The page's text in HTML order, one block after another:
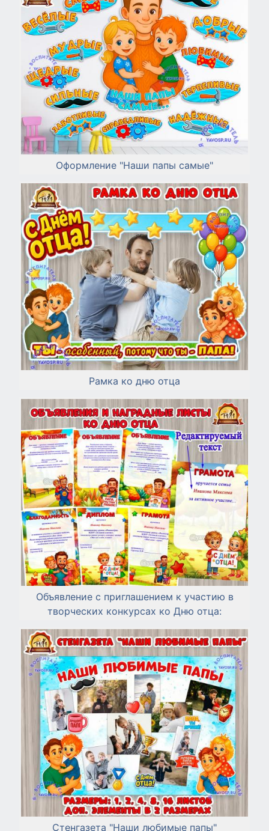
Оформление "Наши папы самые"
Рамка ко дню отца
Объявление с приглашением к участию в
творческих конкурсах ко Дню отца:
Стенгазета "Наши любимые папы"